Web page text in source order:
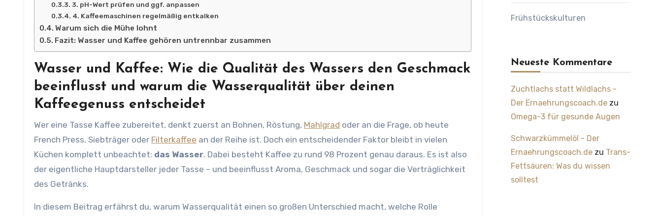
3. pH-Wert prüfen und ggf. anpassen
4. Kaffeemaschinen regelmäßig entkalken
Warum sich die Mühe lohnt
Fazit: Wasser und Kaffee gehören untrennbar zusammen
Wasser und Kaffee: Wie die Qualität des Wassers den Geschmack
beeinflusst und warum die Wasserqualität über deinen
Kaffeegenuss entscheidet
Wer eine Tasse Kaffee zubereitet, denkt zuerst an Bohnen, Röstung, Mahlgrad oder an die Frage, ob heute
French Press, Siebträger oder Filterkaffee an der Reihe ist. Doch ein entscheidender Faktor bleibt in vielen
Küchen komplett unbeachtet: das Wasser. Dabei besteht Kaffee zu rund 98 Prozent genau daraus. Es ist also
der eigentliche Hauptdarsteller jeder Tasse – und beeinflusst Aroma, Geschmack und sogar die Verträglichkeit
des Getränks.
In diesem Beitrag erfährst du, warum Wasserqualität einen so großen Unterschied macht, welche Rolle
Frühstückskulturen
Neueste Kommentare
Zuchtlachs statt Wildlachs -
Der Ernaehrungscoach.dezu
Omega-3 für gesunde Augen
Schwarzkümmelöl - Der
Ernaehrungscoach.dezu Trans-
Fettsäuren: Was du wissen
solltest